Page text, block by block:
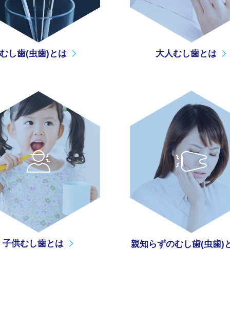
し歯(虫歯)とは 大人むし歯とは
子供むし歯とは 親知らずのむし歯(虫歯)